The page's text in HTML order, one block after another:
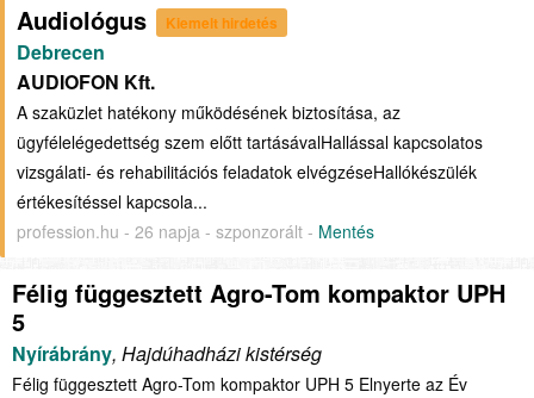
Audiológus Kiemelt hirdetés
Debrecen
AUDIOFON Kft.
A szaküzlet hatékony működésének biztosítása, az
ügyfélelégedettség szem előtt tartásávalHallással kapcsolatos
vizsgálati- és rehabilitációs feladatok elvégzéseHallókészülék
értékesítéssel kapcsola...
profession.hu - 26 napja - szponzorált - Mentés
Félig függesztett Agro-Tom kompaktor UPH
5
Nyírábrány, Hajdúhadházi kistérség
Félig függesztett Agro-Tom kompaktor UPH 5 Elnyerte az Év